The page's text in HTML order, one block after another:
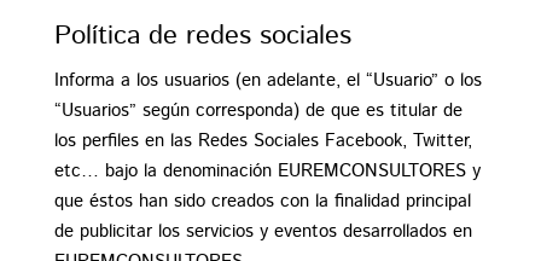
Política de redes sociales
Informa a los usuarios (en adelante, el “Usuario” o los
“Usuarios” según corresponda) de que es titular de
los perfiles en las Redes Sociales Facebook, Twitter,
etc… bajo la denominación EUREMCONSULTORES y
que éstos han sido creados con la finalidad principal
de publicitar los servicios y eventos desarrollados en